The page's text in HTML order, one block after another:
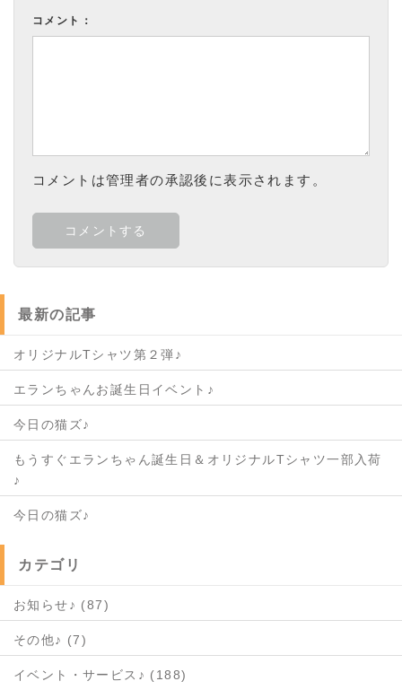
コメント：
コメントは管理者の承認後に表示されます。
最新の記事
オリジナルTシャツ第２弾♪
エランちゃんお誕生日イベント♪
今日の猫ズ♪
もうすぐエランちゃん誕生日＆オリジナルTシャツ一部入荷
♪
今日の猫ズ♪
カテゴリ
お知らせ♪ (87)
その他♪ (7)
イベント・サービス♪ (188)